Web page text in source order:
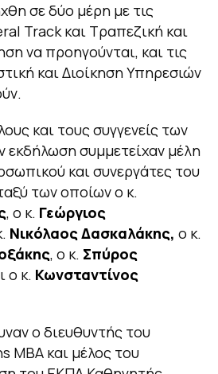
σε δύο μέρη με τις
Track και Τραπεζική και
να προηγούνται, και τις
και Διοίκηση Υπηρεσιών
και τους συγγενείς των
εκδήλωση συμμετείχαν μέλη
και συνεργάτες του
των οποίων ο κ.
, ο κ. Γεώργιος
Νικόλαος Δασκαλάκης, ο κ.
, ο κ. Σπύρος
ο κ. Κωνσταντίνος
ο διευθυντής του
και μέλος του